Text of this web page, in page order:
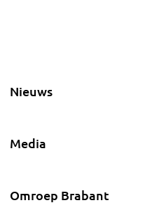
Nieuws
Media
Omroep Brabant